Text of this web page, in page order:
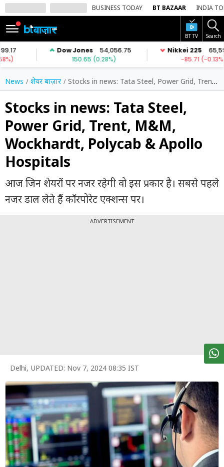
BUSINESS TODAY BT BAZAAR INDIA
BT TV Search
SIGN
IN
Mode
होम
शेयर
बाज़ार
वीडियो
ट्रेंडिंग
बिजनेस
शेयर
बाज़ार
ट्रेंडिंग
बिजनेस
न्यूज
वीडियो
म्यूचुअल
फंड
News शेयर बाज़ार Stocks in news: Tata Steel, Power Grid, Trent, M&M, Wockhardt, Polycab & Apollo Hospitals
Stocks in news: Tata Steel,
Power Grid, Trent, M&M,
Wockhardt, Polycab & Apollo
Hospitals
आज जिन शेयरों पर नजर रहेगी वो इस प्रकार है। सबसे पहले
नजर डाल लेते हैं कॉरपोरेट एक्शन्स पर।
ADVERTISEMENT
Delhi, UPDATED: Nov 7, 2024 08:35 IST